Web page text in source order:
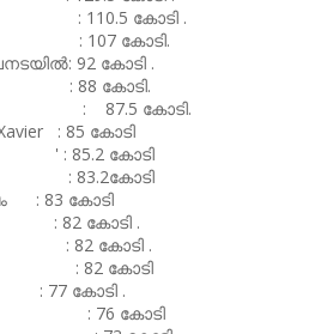
കോടി .
കോടി.
92 കോടി .
: 88 കോടി.
കോടി.
: 85 കോടി
85.2 കോടി
83.2കോടി
: 83 കോടി
82 കോടി .
കോടി .
കോടി
: 77 കോടി .
: 76 കോടി